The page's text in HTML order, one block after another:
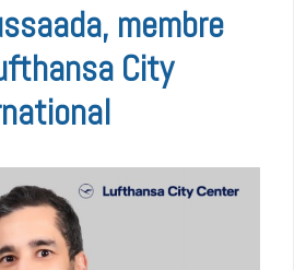
membre
City